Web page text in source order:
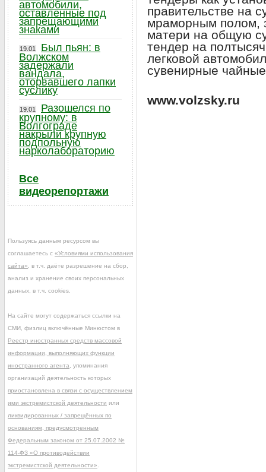
правительстве на
мраморным полом,
матери на общую
тендер на
легковой
сувенирные
www.volzsky.ru
автомобили,
оставленные под
запрещающими
знаками
19.01
Был пьян: в
Волжском
задержали
вандала,
оторвавшего лапки
суслику
19.01
Разошелся по
крупному: в
Волгограде
накрыли крупную
подпольную
нарколабораторию
Все
видеорепортажи
Пользуясь данным ресурсом вы
соглашаетесь с «Условиями использования
сайта» , в т.ч. даёте разрешение на сбор,
анализ и хранение своих персональных
данных, в т.ч. cookies.
На сайте могут содержаться ссылки на
СМИ, физлиц включённые Минюстом в
Реестр иностранных средств массовой
информации, выполняющих функции
иностранного агента , упоминания
организаций деятельность которых
приостановлена в связи с осуществлением
ими экстремистской деятельности или
ликвидированных / запрещённых по
основаниям, предусмотренным
Федеральным законом от 25.07.2002 №
114-ФЗ «О противодействии
экстремистской деятельности»